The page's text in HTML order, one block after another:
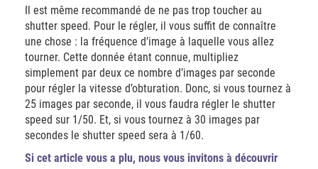
Il est même recommandé de ne pas trop toucher au
shutter speed. Pour le régler, il vous suffit de connaître
une chose : la fréquence d’image à laquelle vous allez
tourner. Cette donnée étant connue, multipliez
simplement par deux ce nombre d’images par seconde
pour régler la vitesse d’obturation. Donc, si vous tournez à
25 images par seconde, il vous faudra régler le shutter
speed sur 1/50. Et, si vous tournez à 30 images par
secondes le shutter speed sera à 1/60.
Si cet article vous a plu, nous vous invitons à découvrir